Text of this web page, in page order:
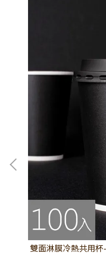
雙面淋膜冷熱共用